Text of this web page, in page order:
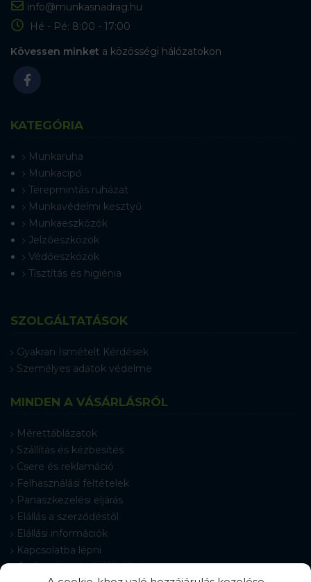
info@munkasnadrag.hu
Hé - Pé: 8:00 - 17:00
Kövessen minket a közösségi hálózatokon
KATEGÓRIA
Munkaruha
Munkacipő
Terepmintás ruházat
Munkavédelmi kesztyű
Munkaeszközök
Jelzőeszközök
Védőeszközök
Tisztítás és higiénia
SZOLGÁLTATÁSOK
Gyakran Ismételt Kérdések
Személyes adatok védelme
MINDEN A VÁSÁRLÁSRÓL
Mérettáblázatok
Szállítás és kézbesítés
Csere és reklamáció
Felhasználási feltételek
Panaszkezelési eljárás
Elállás a szerződéstől
Elállási információk
Kapcsolatba lépni
Gyakran Ismételt Kérdések